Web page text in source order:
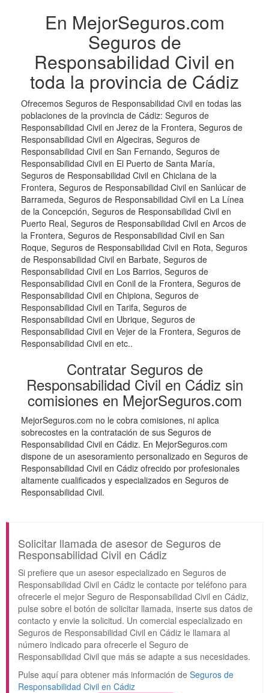
En MejorSeguros.com
Seguros de
Responsabilidad Civil en
toda la provincia de Cádiz
Ofrecemos Seguros de Responsabilidad Civil en todas las
poblaciones de la provincia de Cádiz: Seguros de
Responsabilidad Civil en Jerez de la Frontera, Seguros de
Responsabilidad Civil en Algeciras, Seguros de
Responsabilidad Civil en San Fernando, Seguros de
Responsabilidad Civil en El Puerto de Santa María,
Seguros de Responsabilidad Civil en Chiclana de la
Frontera, Seguros de Responsabilidad Civil en Sanlúcar de
Barrameda, Seguros de Responsabilidad Civil en La Línea
de la Concepción, Seguros de Responsabilidad Civil en
Puerto Real, Seguros de Responsabilidad Civil en Arcos de
la Frontera, Seguros de Responsabilidad Civil en San
Roque, Seguros de Responsabilidad Civil en Rota, Seguros
de Responsabilidad Civil en Barbate, Seguros de
Responsabilidad Civil en Los Barrios, Seguros de
Responsabilidad Civil en Conil de la Frontera, Seguros de
Responsabilidad Civil en Chipiona, Seguros de
Responsabilidad Civil en Tarifa, Seguros de
Responsabilidad Civil en Ubrique, Seguros de
Responsabilidad Civil en Vejer de la Frontera, Seguros de
Responsabilidad Civil en etc..
Contratar Seguros de
Responsabilidad Civil en Cádiz sin
comisiones en MejorSeguros.com
MejorSeguros.com no le cobra comisiones, ni aplica
sobrecostes en la contratación de sus Seguros de
Responsabilidad Civil en Cádiz. En MejorSeguros.com
dispone de un asesoramiento personalizado en Seguros de
Responsabilidad Civil en Cádiz ofrecido por profesionales
altamente cualificados y especializados en Seguros de
Responsabilidad Civil.
Solicitar llamada de asesor de Seguros de
Responsabilidad Civil en Cádiz
Si prefiere que un asesor especializado en Seguros de
Responsabilidad Civil en Cádiz le contacte por teléfono para
ofrecerle el mejor Seguro de Responsabilidad Civil en Cádiz,
pulse sobre el botón de solicitar llamada, inserte sus datos de
contacto y envie la solicitud. Un comercial especializado en
Seguros de Responsabilidad Civil en Cádiz le llamara al
número indicado para ofrecerle el Seguro de
Responsabilidad Civil que más se adapte a sus necesidades.
Pulse aquí para obtener más información de Seguros de
Responsabilidad Civil en Cádiz